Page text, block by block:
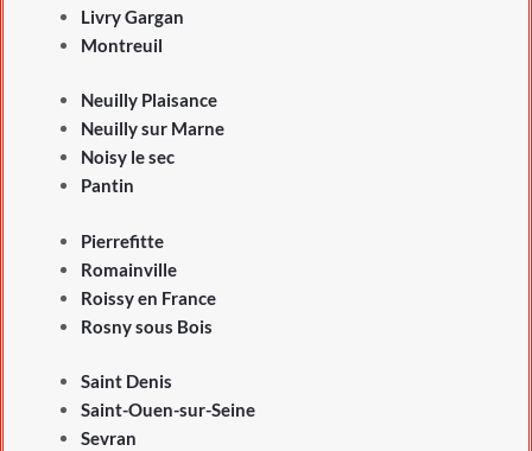
Livry Gargan
Montreuil
Neuilly Plaisance
Neuilly sur Marne
Noisy le sec
Pantin
Pierrefitte
Romainville
Roissy en France
Rosny sous Bois
Saint Denis
Saint-Ouen-sur-Seine
Sevran